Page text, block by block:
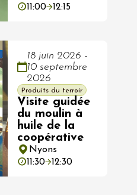
11:00
12:15
18 juin 2026 -
10 septembre
2026
Produits du terroir
Visite guidée
du moulin à
huile de la
coopérative
Nyons
11:30
12:30